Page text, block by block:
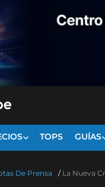
TOPS GUÍAS
De Prensa / La Nueva